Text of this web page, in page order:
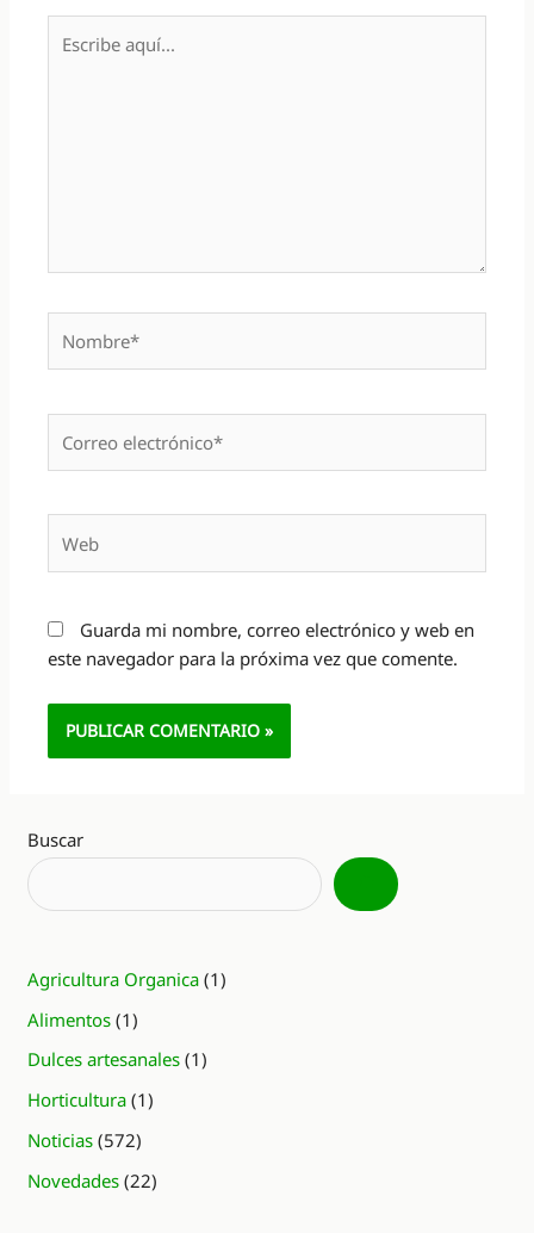
aquí...
electrónico*
Guarda mi nombre, correo electrónico y web en
este navegador para la próxima vez que comente.
Buscar
Agricultura Organica (1)
Alimentos (1)
Dulces artesanales (1)
Horticultura (1)
Noticias (572)
Novedades (22)